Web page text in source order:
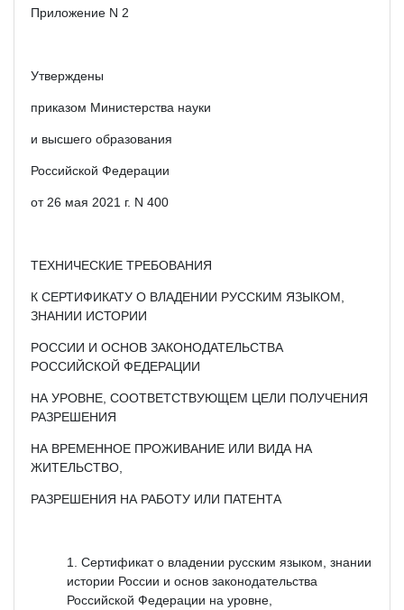
Приложение N 2
Утверждены
приказом Министерства науки
и высшего образования
Российской Федерации
от 26 мая 2021 г. N 400
ТЕХНИЧЕСКИЕ ТРЕБОВАНИЯ
К СЕРТИФИКАТУ О ВЛАДЕНИИ РУССКИМ ЯЗЫКОМ,
ЗНАНИИ ИСТОРИИ
РОССИИ И ОСНОВ ЗАКОНОДАТЕЛЬСТВА
РОССИЙСКОЙ ФЕДЕРАЦИИ
НА УРОВНЕ, СООТВЕТСТВУЮЩЕМ ЦЕЛИ ПОЛУЧЕНИЯ
РАЗРЕШЕНИЯ
НА ВРЕМЕННОЕ ПРОЖИВАНИЕ ИЛИ ВИДА НА
ЖИТЕЛЬСТВО,
РАЗРЕШЕНИЯ НА РАБОТУ ИЛИ ПАТЕНТА
Сертификат о владении русским языком, знании
истории России и основ законодательства
Российской Федерации на уровне,